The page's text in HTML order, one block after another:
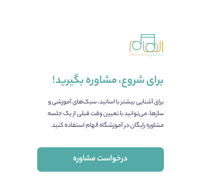
برای شروع، مشاوره بگیرید!
برای آشنایی بیشتر با اساتید، سبک‌های آموزشی و
سازها، می‌توانید با تعیین وقت قبلی از یک جلسه
مشاوره رایگان در آموزشگاه الهام استفاده کنید.
درخواست مشاوره